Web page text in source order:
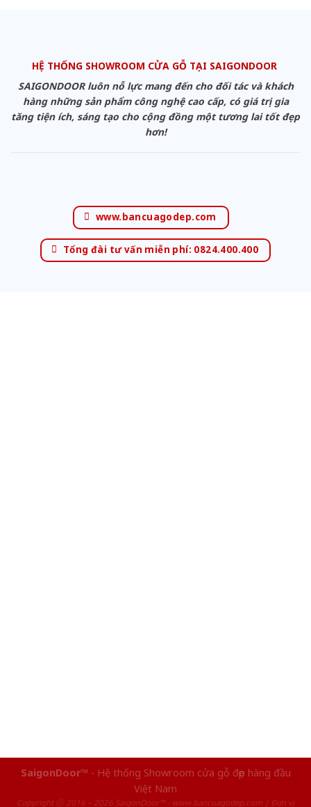
HỆ THỐNG SHOWROOM CỬA GỖ TẠI SAIGONDOOR
SAIGONDOOR luôn nỗ lực mang đến cho đối tác và khách
hàng những sản phẩm công nghệ cao cấp, có giá trị gia
tăng tiện ích, sáng tạo cho cộng đồng một tương lai tốt đẹp
hơn!
www.bancuagodep.com
Tổng đài tư vấn miễn phí: 0824.400.400
SaigonDoor™ - Hệ thống Showroom cửa gỗ đẹp hàng đầu
Việt Nam
Copyright ⓒ 2016 – 2026 SaigonDoor™ - www.bancuagodep.com | Đơn vị